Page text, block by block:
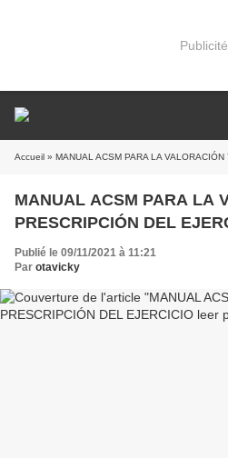
Publicité
Accueil » MANUAL ACSM PARA LA VALORACIÓN Y
MANUAL ACSM PARA LA
PRESCRIPCIÓN DEL
Publié le 09/11/2021 à 11:21
Par otavicky